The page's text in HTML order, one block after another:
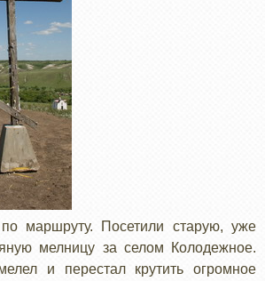
маршруту. Посетили старую, уже
мелницу за селом Колодежное.
и перестал крутить огромное